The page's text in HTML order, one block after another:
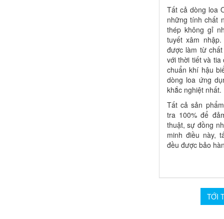
Tất cả dòng loa
những tính chất
thép không gỉ
tuyết xâm
được làm từ
với thời tiết và
chuẩn khí hậu
dòng loa ứng
khắc nghiệt nhất.
Tất cả sản
tra 100% để
thuật, sự đồng
minh điều này,
đều được bảo
TỚI